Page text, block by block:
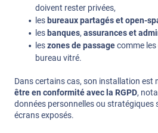
doivent rester privées,
les bureaux partagés et open-
les banques, assurances et
leszones de passagecomme les
bureau vitré.
Dans certains cas, son installation est
être en conformité avec la RGPD,
données personnelles ou stratégiques
écrans exposés.